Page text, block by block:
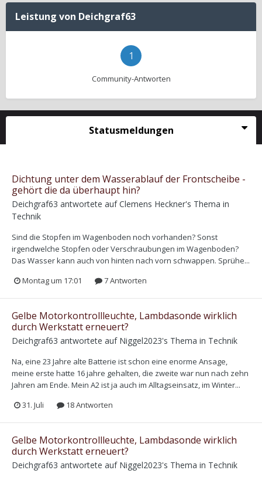
Leistung von Deichgraf63
1
Community-Antworten
Statusmeldungen
Dichtung unter dem Wasserablauf der Frontscheibe -
gehört die da überhaupt hin?
Deichgraf63 antwortete aufClemens Heckner's Thema in
Technik
Sind die Stopfen im Wagenboden noch vorhanden? Sonst
irgendwelche Stopfen oder Verschraubungen im Wagenboden?
Das Wasser kann auch von hinten nach vorn schwappen. Sprühe...
Montag um 17:01
7 Antworten
Gelbe Motorkontrollleuchte, Lambdasonde wirklich
durch Werkstatt erneuert?
Deichgraf63 antwortete auf Niggel2023's Thema in Technik
Na, eine 23 Jahre alte Batterie ist schon eine enorme Ansage,
meine erste hatte 16 jahre gehalten, die zweite war nun nach zehn
Jahren am Ende. Mein A2 ist ja auch im Alltagseinsatz, im Winter...
31. Juli
18 Antworten
Gelbe Motorkontrollleuchte, Lambdasonde wirklich
durch Werkstatt erneuert?
Deichgraf63 antwortete auf Niggel2023's Thema in Technik